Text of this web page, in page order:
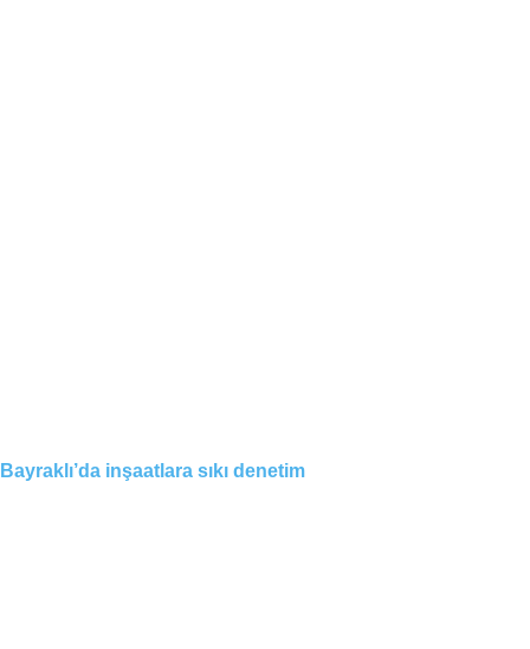
Bayraklı’da inşaatlara sıkı denetim